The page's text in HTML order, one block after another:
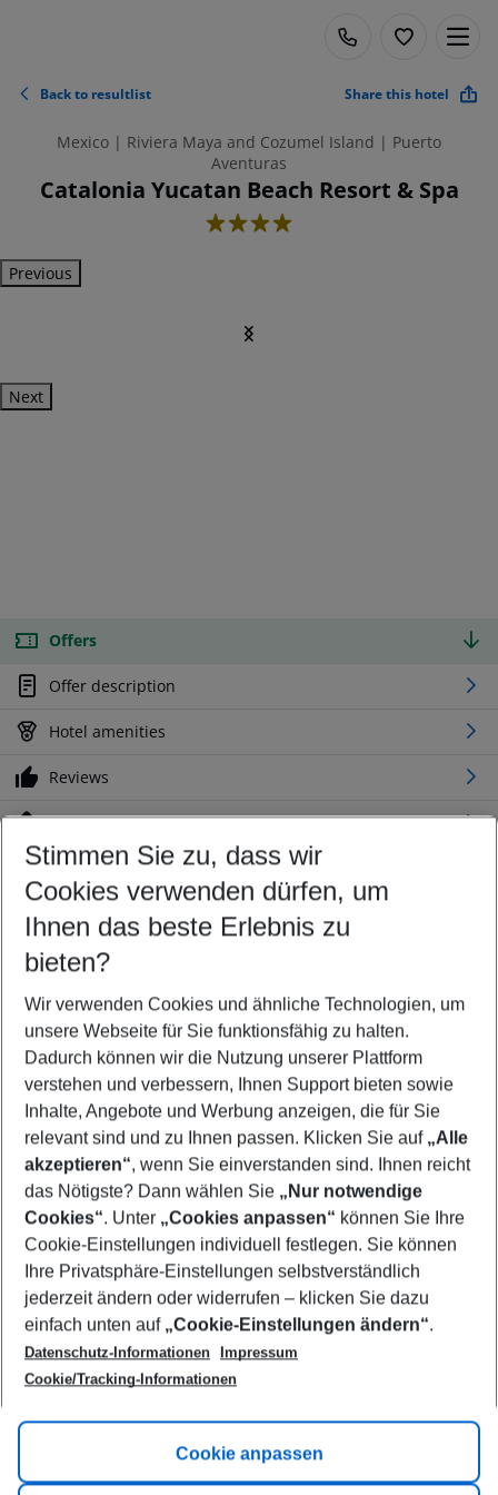
Back to resultlist Share this hotel
Mexico | Riviera Maya and Cozumel Island | Puerto
Aventuras
Catalonia Yucatan Beach Resort & Spa
4
Previous
Next
Offers
Offer description
Hotel amenities
Reviews
Location
Customize your offer
Find the perfect deal which suits your best
Your departure airport
Any airport
Select your date range
11/08/26–09/08/27 5-8 nights
Who will travel
2 adults No children
Show more filter
Footer
Footer navigation
Title A
Link A
Stimmen Sie zu, dass wir
Cookies verwenden dürfen, um
Ihnen das beste Erlebnis zu
bieten?
Wir verwenden Cookies und ähnliche Technologien, um
unsere Webseite für Sie funktionsfähig zu halten.
Dadurch können wir die Nutzung unserer Plattform
verstehen und verbessern, Ihnen Support bieten sowie
Inhalte, Angebote und Werbung anzeigen, die für Sie
relevant sind und zu Ihnen passen. Klicken Sie auf „Alle
akzeptieren“, wenn Sie einverstanden sind. Ihnen reicht
das Nötigste? Dann wählen Sie „Nur notwendige
Cookies“. Unter „Cookies anpassen“ können Sie Ihre
Cookie-Einstellungen individuell festlegen. Sie können
Ihre Privatsphäre-Einstellungen selbstverständlich
jederzeit ändern oder widerrufen – klicken Sie dazu
einfach unten auf „Cookie-Einstellungen ändern“.
Datenschutz-Informationen
Impressum
Cookie/Tracking-Informationen
Cookie anpassen